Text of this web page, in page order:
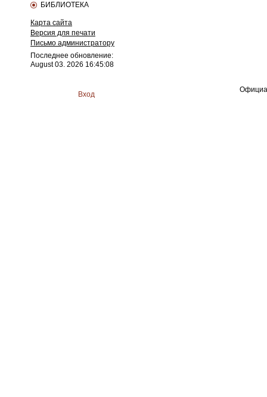
БИБЛИОТЕКА
Карта сайта
Версия для печати
Письмо администратору
Последнее обновление:
August 03. 2026 16:45:08
Вход